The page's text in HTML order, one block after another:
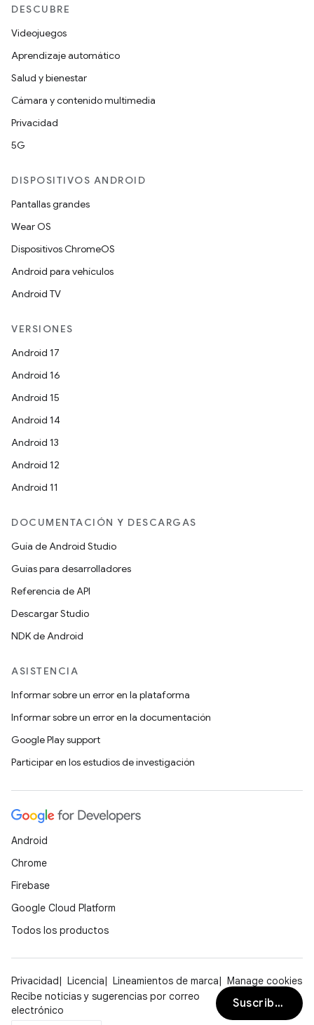
DESCUBRE
Videojuegos
Aprendizaje automático
Salud y bienestar
Cámara y contenido multimedia
Privacidad
5G
DISPOSITIVOS ANDROID
Pantallas grandes
Wear OS
Dispositivos ChromeOS
Android para vehículos
Android TV
VERSIONES
Android 17
Android 16
Android 15
Android 14
Android 13
Android 12
Android 11
DOCUMENTACIÓN Y DESCARGAS
Guía de Android Studio
Guías para desarrolladores
Referencia de API
Descargar Studio
NDK de Android
ASISTENCIA
Informar sobre un error en la plataforma
Informar sobre un error en la documentación
Google Play support
Participar en los estudios de investigación
Android
Chrome
Firebase
Google Cloud Platform
Todos los productos
Privacidad Licencia Lineamientos de marca
Manage cookies
Recibe noticias y sugerencias por correo
electrónico
Suscribirse